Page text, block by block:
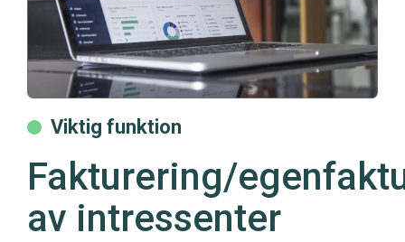
Viktig funktion
Fakturering/
av intressenter